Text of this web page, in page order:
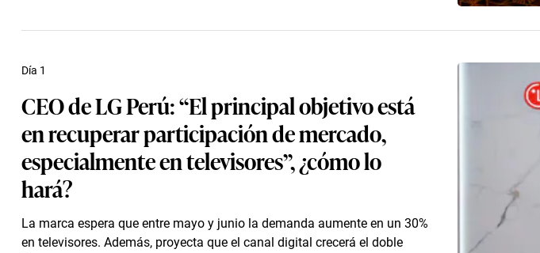
CEO de LG Perú: “El principal objetivo está
en recuperar participación de mercado,
especialmente en televisores”, ¿cómo lo
hará?
La marca espera que entre mayo y junio la demanda aumente en un 30%
en televisores. Además, proyecta que el canal digital crecerá el doble
Día 1